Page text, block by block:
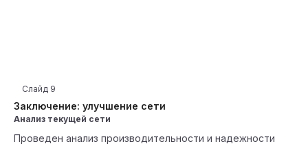
Заключение: улучшение сети
Слайд 9
Анализ текущей сети
Проведен анализ производительности и надежности